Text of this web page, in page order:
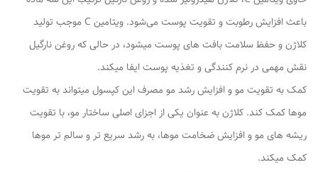
باعث افزایش رطوبت و تقویت پوست می‌شود. ویتامین C موجب تولید
کلاژن و حفظ سلامت بافت‌ های پوست میشود، در حالی که روغن نارگیل
نقش مهمی در نرم‌ کنندگی و تغذیه پوست ایفا میکند.
کمک به تقویت مو و افزایش رشد مو مصرف این کپسول میتواند به تقویت
موها کمک کند. کلاژن به عنوان یکی از اجزای اصلی ساختار مو، با تقویت
ریشه‌ های مو و افزایش ضخامت موها، به رشد سریع‌ تر و سالم‌ تر موها
کمک میکند.